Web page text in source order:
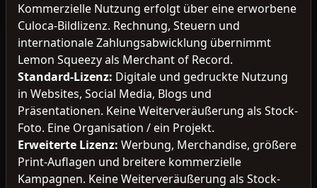
Kommerzielle Nutzung erfolgt über eine erworbene
Culoca-Bildlizenz. Rechnung, Steuern und
internationale Zahlungsabwicklung übernimmt
Lemon Squeezy als Merchant of Record.
Standard-Lizenz: Digitale und gedruckte Nutzung
in Websites, Social Media, Blogs und
Präsentationen. Keine Weiterveräußerung als Stock-
Foto. Eine Organisation / ein Projekt.
Erweiterte Lizenz: Werbung, Merchandise, größere
Print-Auflagen und breitere kommerzielle
Kampagnen. Keine Weiterveräußerung als Stock-